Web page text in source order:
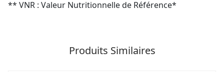
** VNR : Valeur Nutritionnelle de Référence*
Produits Similaires